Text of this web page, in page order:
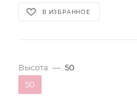
В ИЗБРАННОЕ
Высота — 50
50